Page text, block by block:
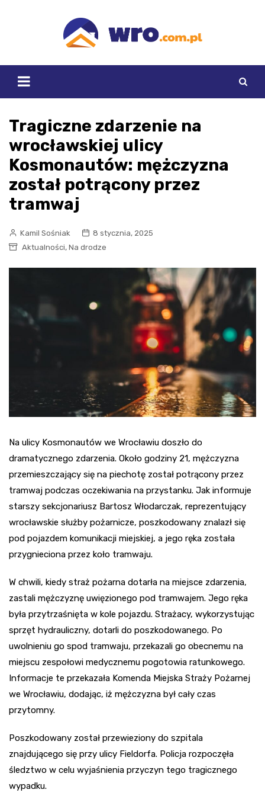
Tragiczne zdarzenie na
wrocławskiej ulicy
Kosmonautów: mężczyzna
został potrącony przez
tramwaj
Kamil Sośniak
8 stycznia, 2025
Aktualności, Na drodze
Na ulicy Kosmonautów we Wrocławiu doszło do
dramatycznego zdarzenia. Około godziny 21, mężczyzna
przemieszczający się na piechotę został potrącony przez
tramwaj podczas oczekiwania na przystanku. Jak informuje
starszy sekcjonariusz Bartosz Włodarczak, reprezentujący
wrocławskie służby pożarnicze, poszkodowany znalazł się
pod pojazdem komunikacji miejskiej, a jego ręka została
przygnieciona przez koło tramwaju.
W chwili, kiedy straż pożarna dotarła na miejsce zdarzenia,
zastali mężczyznę uwięzionego pod tramwajem. Jego ręka
była przytrzaśnięta w kole pojazdu. Strażacy, wykorzystując
sprzęt hydrauliczny, dotarli do poszkodowanego. Po
uwolnieniu go spod tramwaju, przekazali go obecnemu na
miejscu zespołowi medycznemu pogotowia ratunkowego.
Informacje te przekazała Komenda Miejska Straży Pożarnej
we Wrocławiu, dodając, iż mężczyzna był cały czas
przytomny.
Poszkodowany został przewieziony do szpitala
znajdującego się przy ulicy Fieldorfa. Policja rozpoczęła
śledztwo w celu wyjaśnienia przyczyn tego tragicznego
wypadku.